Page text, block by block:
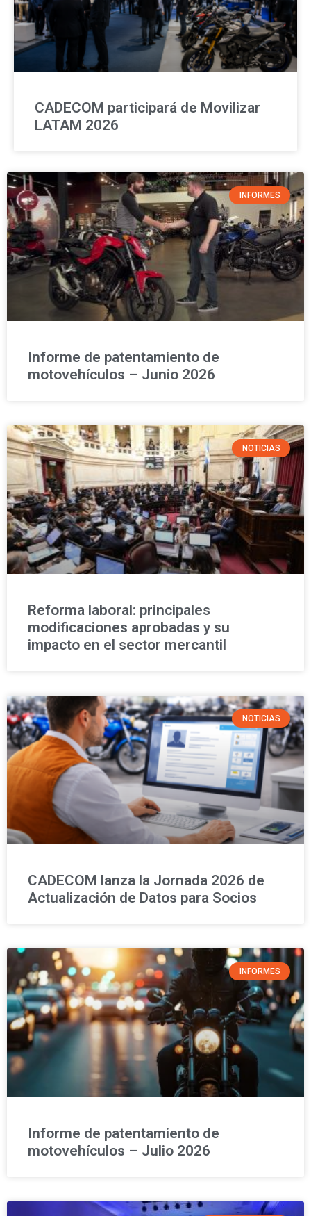
CADECOM participará de Movilizar
LATAM 2026
INFORMES
Informe de patentamiento de
motovehículos – Junio 2026
NOTICIAS
Reforma laboral: principales
modificaciones aprobadas y su
impacto en el sector mercantil
NOTICIAS
CADECOM lanza la Jornada 2026 de
Actualización de Datos para Socios
INFORMES
Informe de patentamiento de
motovehículos – Julio 2026